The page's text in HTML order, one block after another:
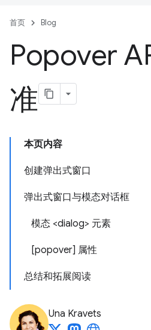
首页 Blog
Popover
准
本页内容
创建弹出式窗口
弹出式窗口与模态对话框
模态 <dialog> 元素
[popover] 属性
总结和拓展阅读
Una Kravets